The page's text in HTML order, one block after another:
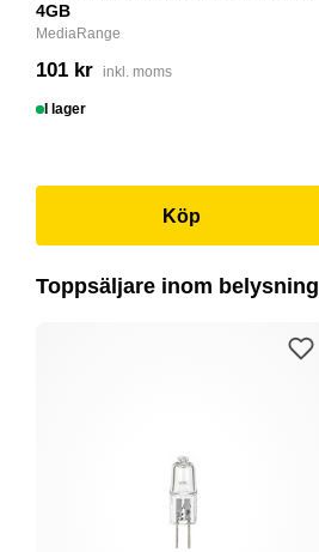
4GB
MediaRange
101 kr inkl. moms
I lager
Köp
Toppsäljare inom belysning